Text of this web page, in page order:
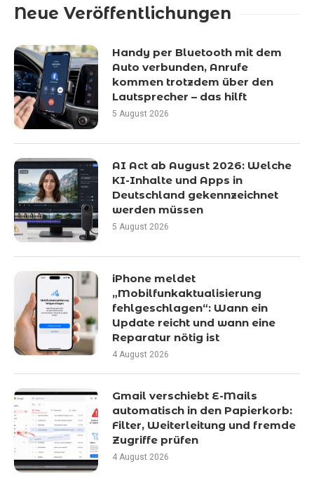
Neue Veröffentlichungen
Handy per Bluetooth mit dem
Auto verbunden, Anrufe
kommen trotzdem über den
Lautsprecher – das hilft
5 August 2026
AI Act ab August 2026: Welche
KI-Inhalte und Apps in
Deutschland gekennzeichnet
werden müssen
5 August 2026
iPhone meldet
„Mobilfunkaktualisierung
fehlgeschlagen“: Wann ein
Update reicht und wann eine
Reparatur nötig ist
4 August 2026
Gmail verschiebt E-Mails
automatisch in den Papierkorb:
Filter, Weiterleitung und fremde
Zugriffe prüfen
4 August 2026